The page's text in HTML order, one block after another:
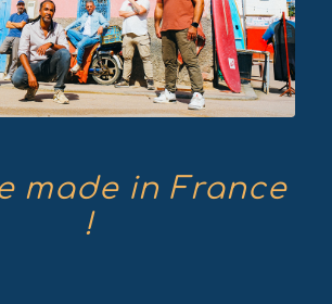
made in France
!